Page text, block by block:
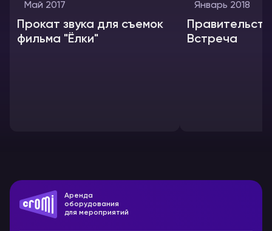
Май 2017
Прокат звука для съемок
фильма "Ёлки"
Январь 2018
Встреча
Аренда
оборудования
для мероприятий